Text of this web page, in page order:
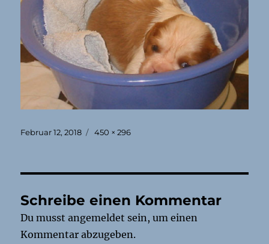
Veröffentlicht
Februar 12, 2018 Originalgröße
450 × 296
Schreibe einen Kommentar
Du musstangemeldet sein, um einen
Kommentar abzugeben.